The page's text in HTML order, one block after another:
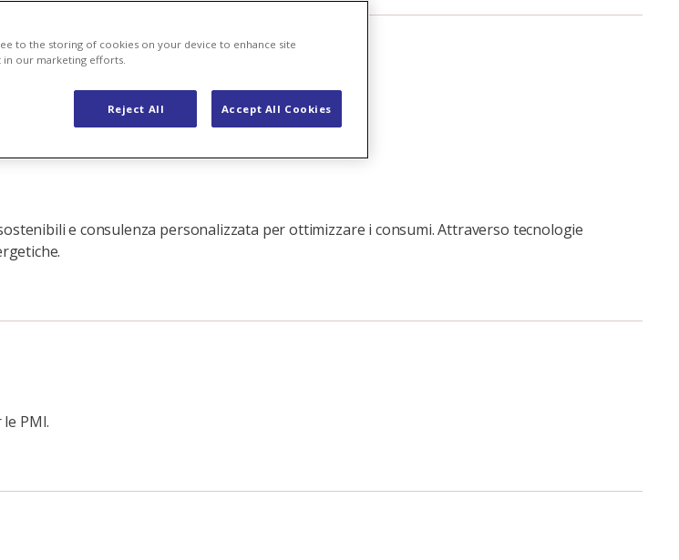
e consulenza personalizzata per ottimizzare i consumi. Attraverso tecnologie
PMI.
to the storing of cookies on your device to enhance site
in our marketing efforts.
Reject All Accept All Cookies